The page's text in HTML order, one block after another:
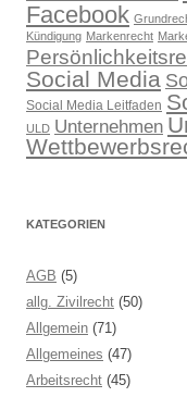
Facebook
Kündigung Markenrecht
Social Media
Social Media Leitfaden
ULD Unternehmen
KATEGORIEN
AGB (5)
allg. Zivilrecht (50)
Allgemein (71)
Allgemeines (47)
Arbeitsrecht (45)